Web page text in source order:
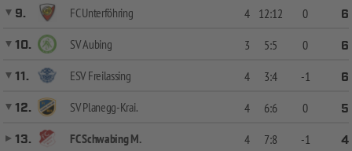
9.
FC Unterföhring 4 12:12 0
6
10.
SV Aubing 3 5:5 0
6
11.
ESV Freilassing 4 3:4 -1
6
12.
SV Planegg-Krai. 4 6:6 0
5
13.
FC Schwabing M. 4 7:8 -1
4